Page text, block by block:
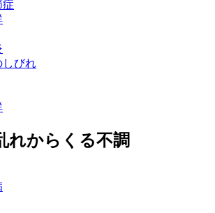
症
しびれ
れからくる不調